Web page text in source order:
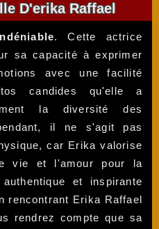
D'erika Raffael
. Cette actrice
sa capacité à exprimer
avec une facilité
candides qu'elle a
la diversité des
il ne s'agit pas
car Erika valorise
vie et l'amour pour la
et inspirante
rencontrant Erika Raffael
rendrez compte que sa